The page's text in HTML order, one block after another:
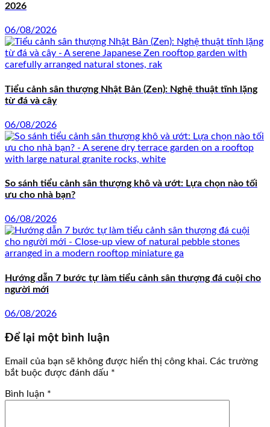
2026
06/08/2026
Tiểu cảnh sân thượng Nhật Bản (Zen): Nghệ thuật tĩnh lặng
từ đá và cây
06/08/2026
So sánh tiểu cảnh sân thượng khô và ướt: Lựa chọn nào tối
ưu cho nhà bạn?
06/08/2026
Hướng dẫn 7 bước tự làm tiểu cảnh sân thượng đá cuội cho
người mới
06/08/2026
Để lại một bình luận
Email của bạn sẽ không được hiển thị công khai. Các trường
bắt buộc được đánh dấu *
Bình luận *